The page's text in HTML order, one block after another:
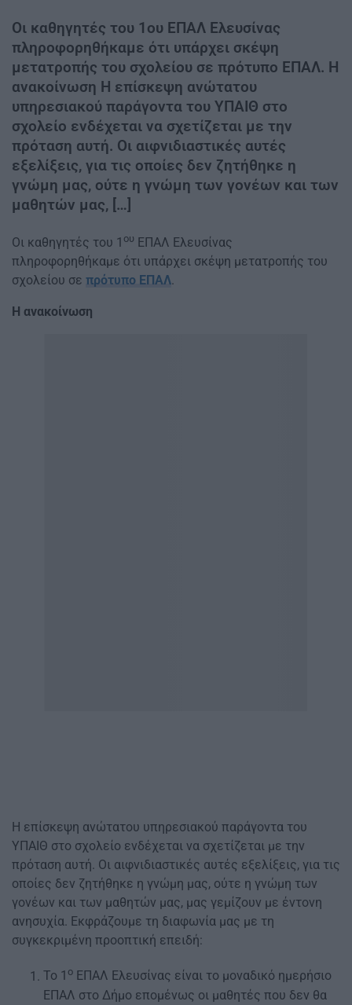
Οι καθηγητές του 1ου ΕΠΑΛ Ελευσίνας
πληροφορηθήκαμε ότι υπάρχει σκέψη
μετατροπής του σχολείου σε πρότυπο ΕΠΑΛ. Η
ανακοίνωση Η επίσκεψη ανώτατου
υπηρεσιακού παράγοντα του ΥΠΑΙΘ στο
σχολείο ενδέχεται να σχετίζεται με την
πρόταση αυτή. Οι αιφνιδιαστικές αυτές
εξελίξεις, για τις οποίες δεν ζητήθηκε η
γνώμη μας, ούτε η γνώμη των γονέων και των
μαθητών μας, […]
Οι καθηγητές του 1 ου ΕΠΑΛ Ελευσίνας
πληροφορηθήκαμε ότι υπάρχει σκέψη μετατροπής του
σχολείου σε πρότυπο ΕΠΑΛ.
Η ανακοίνωση
Η επίσκεψη ανώτατου υπηρεσιακού παράγοντα του
ΥΠΑΙΘ στο σχολείο ενδέχεται να σχετίζεται με την
πρόταση αυτή. Οι αιφνιδιαστικές αυτές εξελίξεις, για τις
οποίες δεν ζητήθηκε η γνώμη μας, ούτε η γνώμη των
γονέων και των μαθητών μας, μας γεμίζουν με έντονη
ανησυχία. Εκφράζουμε τη διαφωνία μας με τη
συγκεκριμένη προοπτική επειδή:
Το 1 ο ΕΠΑΛ Ελευσίνας είναι το μοναδικό ημερήσιο
ΕΠΑΛ στο Δήμο επομένως οι μαθητές που δεν θα